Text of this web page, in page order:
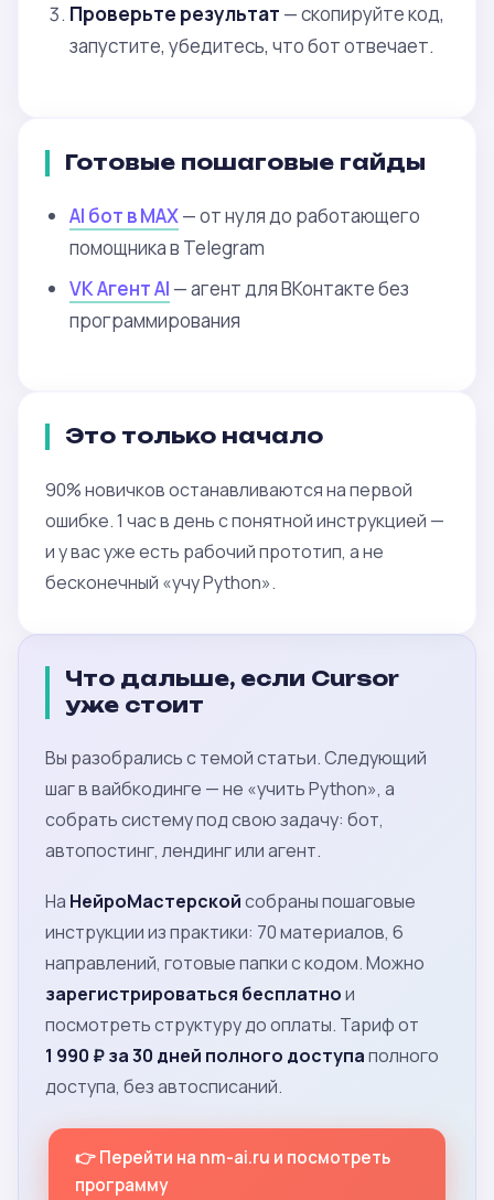
Проверьте результат — скопируйте код,
запустите, убедитесь, что бот отвечает.
Готовые пошаговые гайды
AI бот в MAX— от нуля до работающего
помощника в Telegram
VK Агент AI — агент для ВКонтакте без
программирования
Это только начало
90% новичков останавливаются на первой
ошибке. 1 час в день с понятной инструкцией —
и у вас уже есть рабочий прототип, а не
бесконечный «учу Python».
Что дальше, если Cursor
уже стоит
Вы разобрались с темой статьи. Следующий
шаг в вайбкодинге — не «учить Python», а
собрать систему под свою задачу: бот,
автопостинг, лендинг или агент.
На НейроМастерскойсобраны пошаговые
инструкции из практики: 70 материалов, 6
направлений, готовые папки с кодом. Можно
зарегистрироваться бесплатнои
посмотреть структуру до оплаты. Тариф от
1 990 ₽ за 30 дней полного доступаполного
доступа, без автосписаний.
👉 Перейти на nm-ai.ru и посмотреть
программу